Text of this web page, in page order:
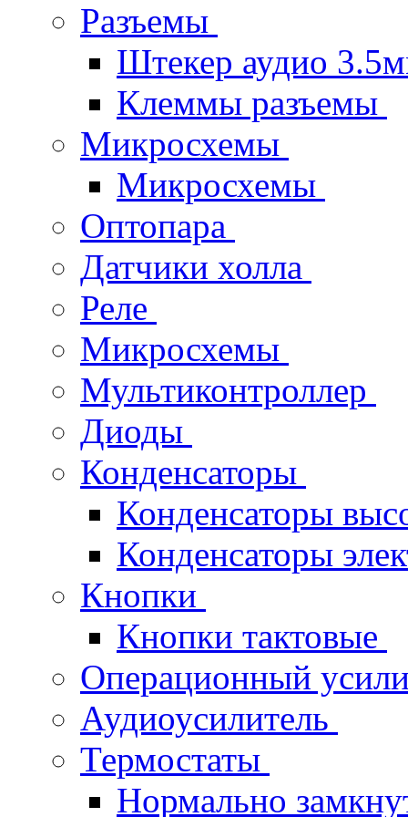
Разъемы
Штекер аудио
Клеммы разъемы
Микросхемы
Микросхемы
Оптопара
Датчики холла
Реле
Микросхемы
Мультиконтроллер
Диоды
Конденсаторы
Конденсаторы
Конденсаторы
Кнопки
Кнопки тактовые
Операционный
Аудиоусилитель
Термостаты
Нормально